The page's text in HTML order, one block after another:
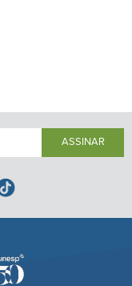
ASSINAR